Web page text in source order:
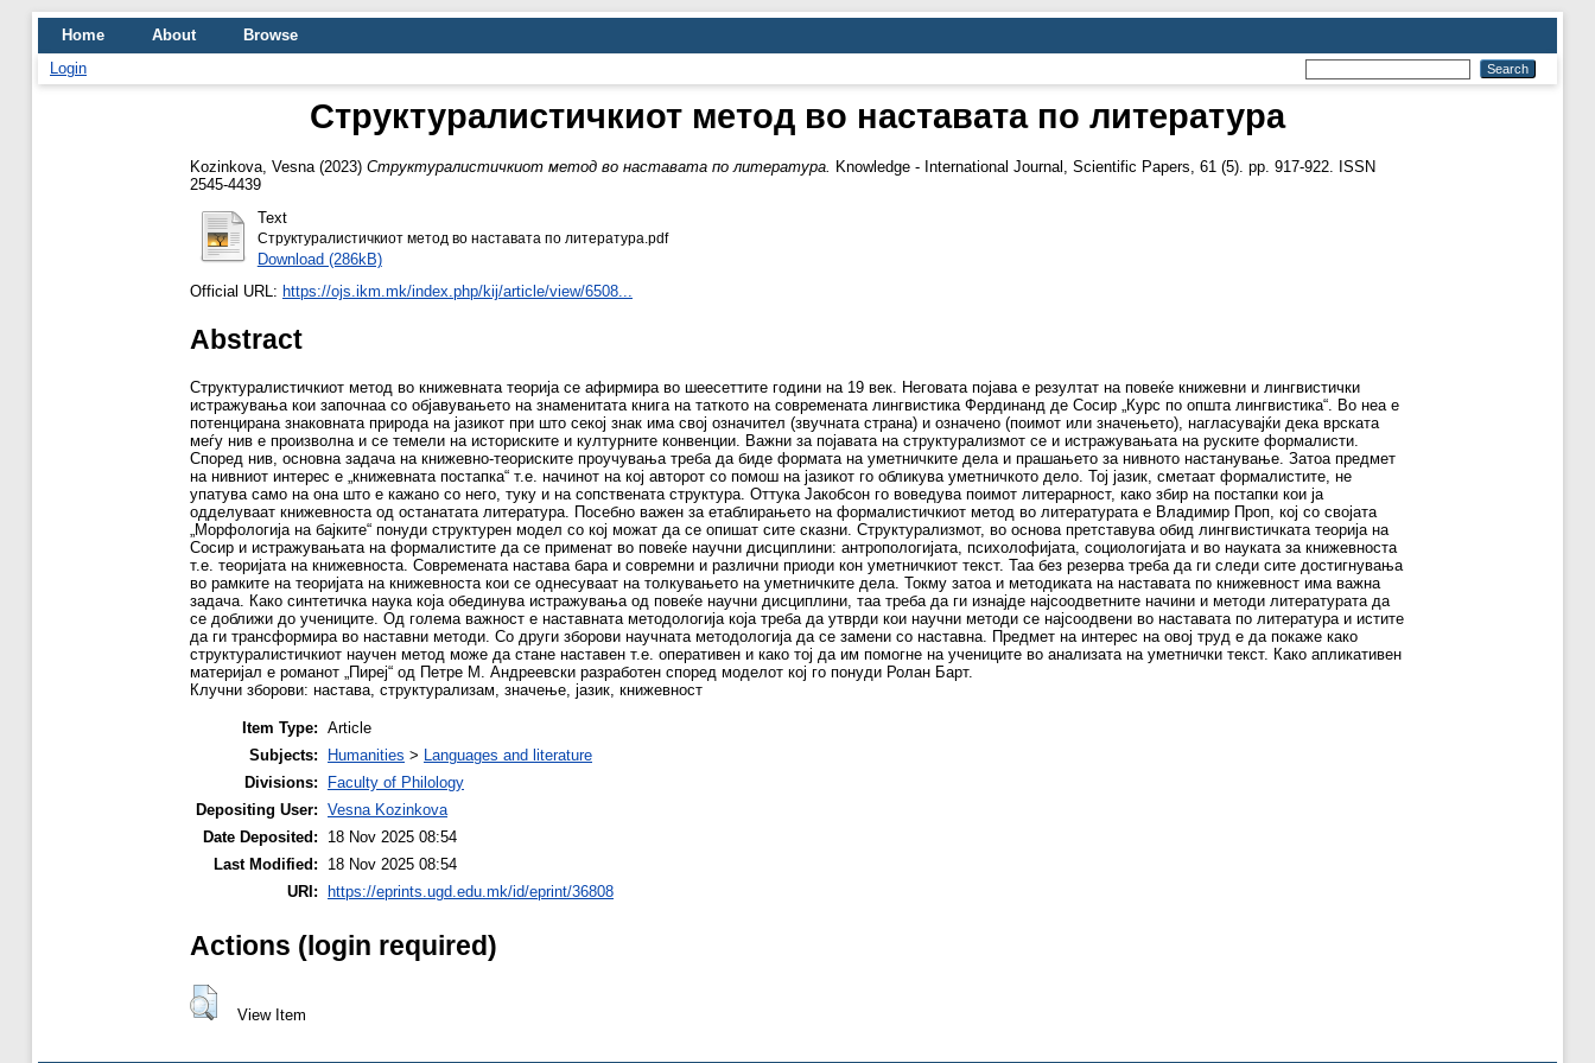
Home About
Browse
Login
Структуралистичкиот метод во наставата по литература
Kozinkova, Vesna (2023) Структуралистичкиот метод во наставата по литература.
Knowledge - International Journal, Scientific Papers, 61 (5). pp. 917-922. ISSN
2545-4439
Text
Структуралистичкиот метод во наставата по литература.pdf
Download (286kB)
Official URL: https://ojs.ikm.mk/index.php/kij/article/view/6508...
Abstract
Структуралистичкиот метод во книжевната теорија се афирмира во шеесеттите години на 19 век. Неговата појава е резултат на повеќе книжевни и лингвистички
истражувања кои започнаа со објавувањето на знаменитата книга на таткото на современата лингвистика Фердинанд де Сосир „Курс по општа лингвистика“. Во неа е
потенцирана знаковната природа на јазикот при што секој знак има свој означител (звучната страна) и означено (поимот или значењето), нагласувајќи дека врската
меѓу нив е произволна и се темели на историските и културните конвенции. Важни за појавата на структурализмот се и истражувањата на руските формалисти.
Според нив, основна задача на книжевно-теориските проучувања треба да биде формата на уметничките дела и прашањето за нивното настанување. Затоа предмет
на нивниот интерес е „книжевната постапка“ т.е. начинот на кој авторот со помош на јазикот го обликува уметничкото дело. Тој јазик, сметаат формалистите, не
упатува само на она што е кажано со него, туку и на сопствената структура. Оттука Јакобсон го воведува поимот литерарност, како збир на постапки кои ја
одделуваат книжевноста од останатата литература. Посебно важен за етаблирањето на формалистичкиот метод во литературата е Владимир Проп, кој со својата
„Морфологија на бајките“ понуди структурен модел со кој можат да се опишат сите сказни. Структурализмот, во основа претставува обид лингвистичката теорија на
Сосир и истражувањата на формалистите да се применат во повеќе научни дисциплини: антропологијата, психолофијата, социологијата и во науката за книжевноста
т.е. теоријата на книжевноста. Современата настава бара и совремни и различни приоди кон уметничкиот текст. Таа без резерва треба да ги следи сите достигнувања
во рамките на теоријата на книжевноста кои се однесуваат на толкувањето на уметничките дела. Токму затоа и методиката на наставата по книжевност има важна
задача. Како синтетичка наука која обединува истражувања од повеќе научни дисциплини, таа треба да ги изнајде најсоодветните начини и методи литературата да
се доближи до учениците. Од голема важност е наставната методологија која треба да утврди кои научни методи се најсоодвени во наставата по литература и истите
да ги трансформира во наставни методи. Со други зборови научната методологија да се замени со наставна. Предмет на интерес на овој труд е да покаже како
структуралистичкиот научен метод може да стане наставен т.е. оперативен и како тој да им помогне на учениците во анализата на уметнички текст. Како апликативен
материјал е романот „Пиреј“ од Петре М. Андреевски разработен според моделот кој го понуди Ролан Барт.
Клучни зборови: настава, структурализам, значење, јазик, книжевност
Item Type: Article
Subjects:
Humanities > Languages and literature
Divisions:
Faculty of Philology
Depositing User: Vesna Kozinkova
Date Deposited:
18 Nov 2025 08:54
Last Modified:
18 Nov 2025 08:54
URI:
https://eprints.ugd.edu.mk/id/eprint/36808
Actions (login required)
View Item